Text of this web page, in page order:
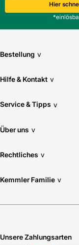
Hier
Bestellung v
Hilfe & Kontakt v
Service & Tipps v
Über uns v
Rechtliches v
Kemmler Familie v
Unsere Zahlungsarten